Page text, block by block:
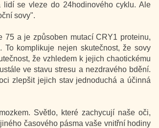
se vleze do 24hodinového cyklu. Ale
sovy".
a je způsoben mutací CRY1 proteinu,
komplikuje nejen skutečnost, že sovy
že vzhledem k jejich chaotickému
ve stavu stresu a nezdravého bdění.
zlepšit jejich stav jednoduchá a účinná
Světlo, které zachycují naše oči,
časového pásma vaše vnitřní hodiny